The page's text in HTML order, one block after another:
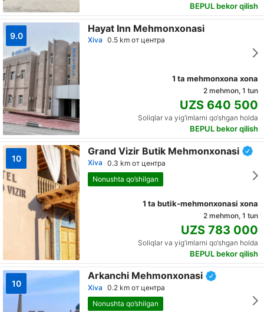
BEPUL bekor qilish
9.0
Hayat Inn Mehmonxonasi
Хiva 0.5 km от центра
1 ta mehmonxona xona
2 mehmon, 1 tun
UZS 640 500
Soliqlar va yig‘imlarni qo‘shgan holda
BEPUL bekor qilish
10
Grand Vizir Butik Mehmonxonasi
Хiva 0.3 km от центра
Nonushta qo’shilgan
1 ta butik-mehmonxonasi xona
2 mehmon, 1 tun
UZS 783 000
Soliqlar va yig‘imlarni qo‘shgan holda
BEPUL bekor qilish
10
Arkanchi Mehmonxonasi
Хiva 0.2 km от центра
Nonushta qo’shilgan